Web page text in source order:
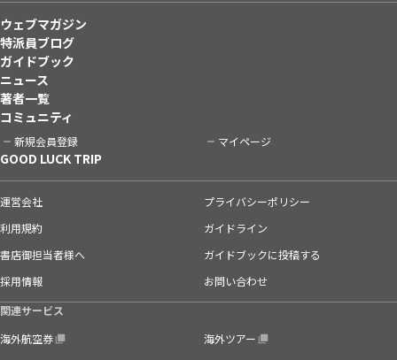
ウェブマガジン
特派員ブログ
ガイドブック
ニュース
著者一覧
コミュニティ
新規会員登録 マイページ
GOOD LUCK TRIP
運営会社
プライバシーポリシー
利用規約
ガイドライン
書店御担当者様へ
ガイドブックに投稿する
採用情報
お問い合わせ
関連サービス
海外航空券
海外ツアー